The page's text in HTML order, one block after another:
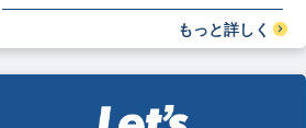
もっと詳しく